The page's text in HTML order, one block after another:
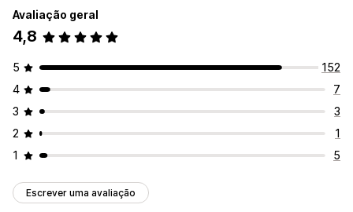
Avaliação geral
4,8
5
152
4
7
3
3
2
1
1
5
Escrever uma avaliação